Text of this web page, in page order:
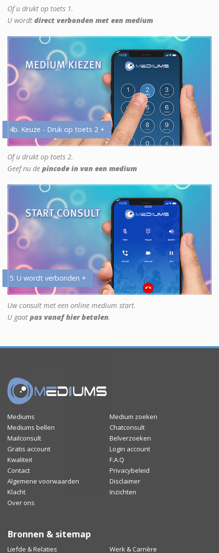
Of u drukt op toets 1.
U wordt direct verbonden met een medium
4b. Keuze - Druk op toets 2 +
Of u drukt op toets 2.
Geef nu de pincode in van een medium
5. U wordt verbonden +
Uw consult met een online medium start.
U gaat pas vanaf hier betalen.
Mediums
Medium zoeken
Mediums bellen
Chatconsult
Mailconsult
Belverzoeken
Gratis account
Login account
Kwaliteit
F.A.Q
Contact
Privacybeleid
Algemene voorwaarden
Disclaimer
Klacht
Inzichten
Over ons
Bronnen & sitemap
Liefde & Relaties Werk & Carrière